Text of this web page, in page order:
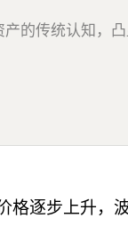
的传统认知，
格逐步上升，